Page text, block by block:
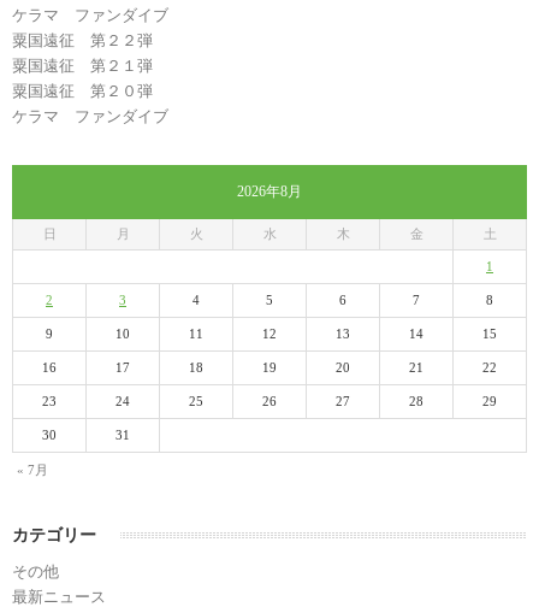
ケラマ ファンダイブ
粟国遠征 第２２弾
粟国遠征 第２１弾
粟国遠征 第２０弾
ケラマ ファンダイブ
2026年8月
日 月 火 水 木 金 土
« 7月
1
2 3 4 5 6 7 8
9 10 11 12 13 14 15
16 17 18 19 20 21 22
23 24 25 26 27 28 29
30 31
カテゴリー
その他
最新ニュース